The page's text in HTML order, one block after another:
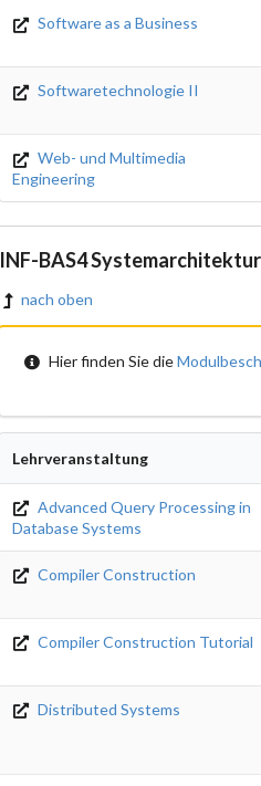
Software as a Business
Softwaretechnologie II
Web- und Multimedia
Engineering
INF-BAS4 Systemarchitektur
nach oben
Hier finden Sie die
Lehrveranstaltung
Advanced Query Processing in
Database Systems
Compiler Construction
Compiler Construction Tutorial
Distributed Systems